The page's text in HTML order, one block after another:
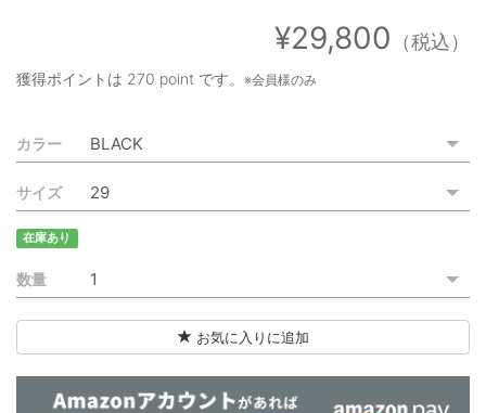
特定商取引法に基づく表記
¥29,800 （税込）
獲得ポイントは 270 point です。 ※会員様のみ
カラー
サイズ
在庫あり
数量
お気に入りに追加